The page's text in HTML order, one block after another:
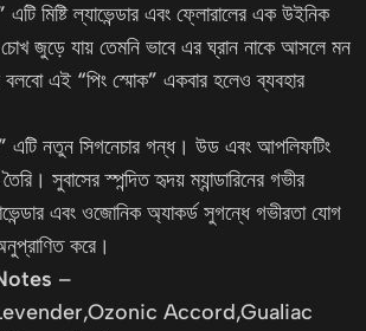
এটি মিষ্টি ল্যাভেন্ডার এবং ফ্লোরালের এক উইনিক
জুড়ে যায় তেমনি ভাবে এর ঘ্রান নাকে আসলে মন
এই “পিং স্মোক” একবার হলেও ব্যবহার
এটি নতুন সিগনেচার গন্ধ। উড এবং আপলিফটিং
সুবাসের স্পন্দিত হৃদয় ম্যান্ডারিনের গভীর
এবং ওজোনিক অ্যাকর্ড সুগন্ধে গভীরতা যোগ
করে।
–
Accord,Gualiac